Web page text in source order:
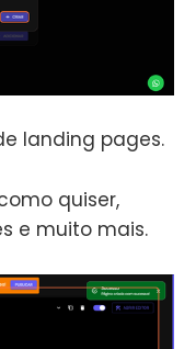
landing pages.
quiser,
e muito mais.